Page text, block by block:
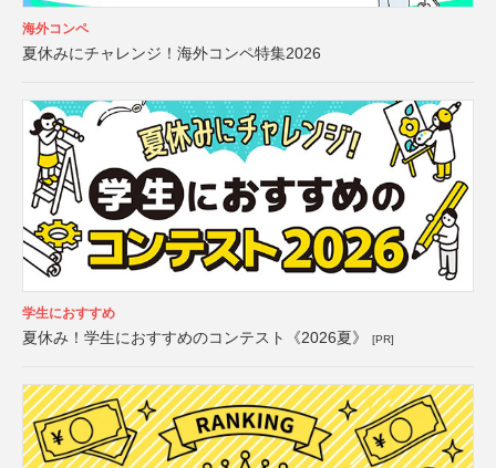
海外コンペ
夏休みにチャレンジ！海外コンペ特集2026
学生におすすめ
夏休み！学生におすすめのコンテスト《2026夏》 [PR]